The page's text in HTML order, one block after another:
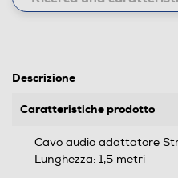
Descrizione
Caratteristiche prodotto
Cavo audio adattatore
Lunghezza: 1,5 metri